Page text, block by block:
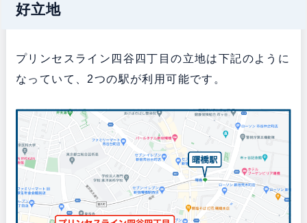
好立地
プリンセスライン四谷四丁目の立地は下記のように
なっていて、2つの駅が利用可能です。